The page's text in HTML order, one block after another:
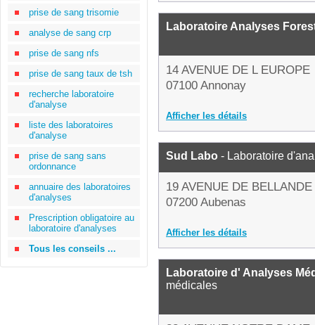
prise de sang trisomie
analyse de sang crp
prise de sang nfs
prise de sang taux de tsh
recherche laboratoire
d'analyse
liste des laboratoires
d'analyse
prise de sang sans
ordonnance
annuaire des laboratoires
d'analyses
Prescription obligatoire au
laboratoire d'analyses
Tous les conseils ...
Laboratoire Analyses
14 AVENUE DE L EUROPE
07100 Annonay
Afficher les détails
Sud Labo - Laboratoire
19 AVENUE DE BELLANDE
07200 Aubenas
Afficher les détails
Laboratoire d' Analyses
médicales